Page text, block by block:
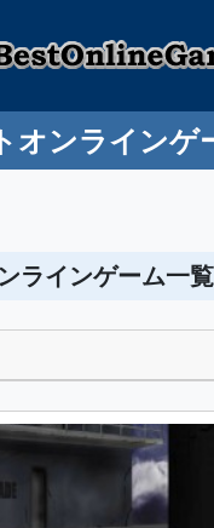
ンラインゲ
ラインゲーム一